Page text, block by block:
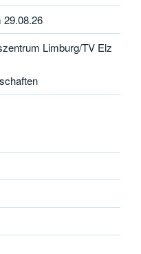
29.08.26
Limburg/TV Elz